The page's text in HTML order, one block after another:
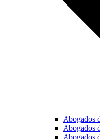
Abogados
Abogados
Abogados